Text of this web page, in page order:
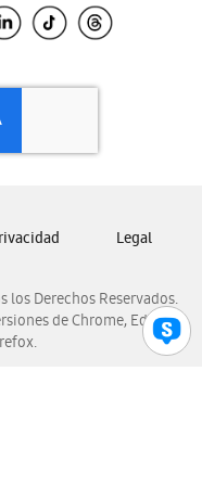
los Derechos Reservados.
de Chrome, Edge,
Legal